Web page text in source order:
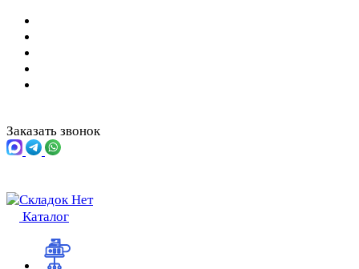
Заказать звонок
Каталог